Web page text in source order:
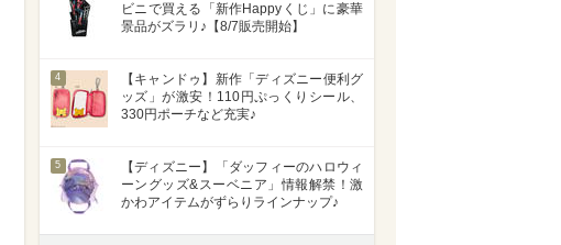
ビニで買える「新作Happyくじ」に豪華
景品がズラリ♪【8/7販売開始】
4
【キャンドゥ】新作「ディズニー便利グ
ッズ」が激安！110円ぷっくりシール、
330円ポーチなど充実♪
5
【ディズニー】「ダッフィーのハロウィ
ーングッズ&スーベニア」情報解禁！激
かわアイテムがずらりラインナップ♪